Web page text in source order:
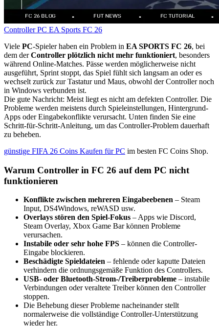
ControllerPC EA Sports FC 26
Viele PC-Spieler haben ein Problem in EA SPORTS FC 26, bei
dem derController plötzlich nicht mehr funktioniert, besonders
während Online-Matches. Pässe werden möglicherweise nicht
ausgeführt, Sprint stoppt, das Spiel fühlt sich langsam an oder es
wechselt zurück zur Tastatur und Maus, obwohl der Controller noch
in Windows verbunden ist.
Die gute Nachricht: Meist liegt es nicht am defekten Controller. Die
Probleme werden meistens durch Spieleinstellungen, Hintergrund-
Apps oder Eingabekonflikte verursacht. Unten finden Sie eine
Schritt-für-Schritt-Anleitung, um das Controller-Problem dauerhaft
zu beheben.
günstige FIFA 26 Coins Kaufen für PC im besten FC Coins Shop.
Warum Controller in FC 26 auf dem PC nicht
funktionieren
Konflikte zwischen mehreren Eingabeebenen – Steam
Input, DS4Windows, reWASD usw.
Overlays stören den Spiel-Fokus – Apps wie Discord,
Steam Overlay, Xbox Game Bar können Probleme
verursachen.
Instabile oder sehr hohe FPS – können die Controller-
Eingabe blockieren.
Beschädigte Spieldateien – fehlende oder kaputte Dateien
verhindern die ordnungsgemäße Funktion des Controllers.
USB- oder Bluetooth-Strom-/Treiberprobleme – instabile
Verbindungen oder veraltete Treiber können den Controller
stoppen.
Die Behebung dieser Probleme nacheinander stellt
normalerweise die vollständige Controller-Unterstützung
wieder her.